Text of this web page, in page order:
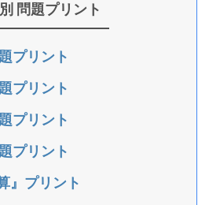
問題プリント
プリント
プリント
プリント
プリント
』プリント